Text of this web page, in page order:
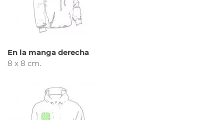
En la manga derecha
8 x 8 cm.